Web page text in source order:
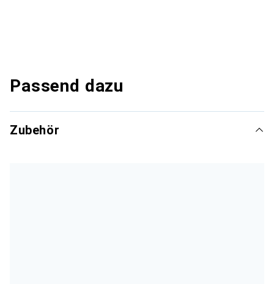
Passend dazu
Zubehör